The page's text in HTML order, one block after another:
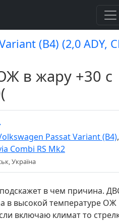
(B4) (2,0 ADY,
в жару +30 с
Passat Variant (B4),
Combi RS Mk2
Україна
в чем причина.
в высокой температуре ОЖ
включаю климат то